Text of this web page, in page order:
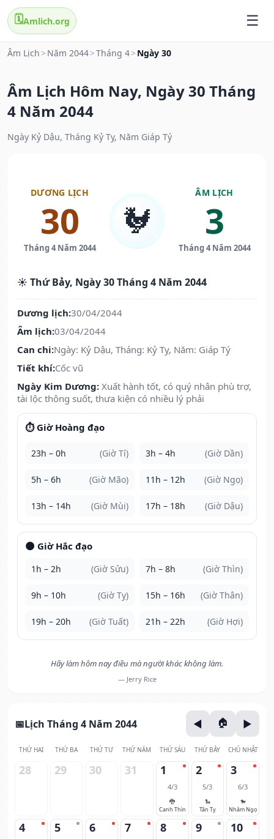
🗓️Amlich.org
Âm Lịch > Năm 2044>Tháng 4> Ngày 30
Âm Lịch Hôm Nay, Ngày 30 Tháng
4 Năm 2044
Ngày Kỷ Dậu, Tháng Kỷ Tỵ, Năm Giáp Tý
DƯƠNG LỊCH
30
Tháng 4 Năm 2044
🐓
ÂM LỊCH
3
Tháng 4 Năm 2044
☀️ Thứ Bảy, Ngày 30 Tháng 4 Năm 2044
Dương lịch:30/04/2044
Âm lịch:03/04/2044
Can chi:Ngày: Kỷ Dậu, Tháng: Kỷ Tỵ, Năm: Giáp Tý
Tiết khí:Cốc vũ
Ngày Kim Dương: Xuất hành tốt, có quý nhân phù trợ,
tài lộc thông suốt, thưa kiện có nhiều lý phải
⏱️ Giờ Hoàng đạo
23h – 0h (Giờ Tí) 3h – 4h (Giờ Dần)
5h – 6h (Giờ Mão) 11h – 12h (Giờ Ngọ)
13h – 14h (Giờ Mùi) 17h – 18h (Giờ Dậu)
🌑 Giờ Hắc đạo
1h – 2h (Giờ Sửu) 7h – 8h (Giờ Thìn)
9h – 10h (Giờ Tỵ) 15h – 16h (Giờ Thân)
19h – 20h (Giờ Tuất) 21h – 22h (Giờ Hợi)
Hãy làm hôm nay điều mà người khác không làm.
— Jerry Rice
Lịch Tháng 4 Năm 2044
THỨ HAI THỨ BA THỨ TƯ THỨ NĂM THỨ SÁU THỨ BẢY CHỦ NHẬT
28 29 30 31 1
4/3
🐉
Canh Thìn
2
5/3
🐍
Tân Tỵ
3
6/3
🐎
Nhâm Ngọ
4 5 6 7 8 9 10